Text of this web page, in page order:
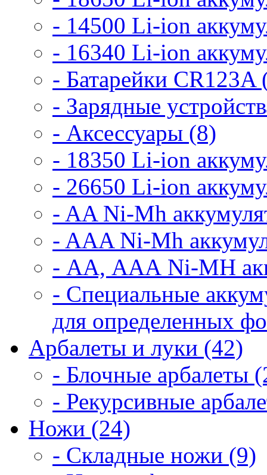
- 14500 Li-ion
- 16340 Li-ion
- Батарейки CR123A
- Зарядные
- Аксессуары (8)
- 18350 Li-ion
- 26650 Li-ion
- AA Ni-Mh
- AAA Ni-Mh
- АА, ААА Ni-MH
- Специальные
для определенных
Арбалеты и луки (42)
- Блочные арбалеты
- Рекурсивные
Ножи (24)
- Складные ножи (9)